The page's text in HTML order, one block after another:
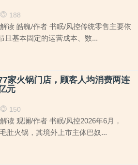
188
读 皓魄/作者 书眠/风控传统零售主要依
且基本固定的运营成本、数...
家火锅门店，顾客人均消费两连
元
150
读 观澜/作者 书眠/风控2026年6月，
肚火锅，其境外上市主体巴奴...